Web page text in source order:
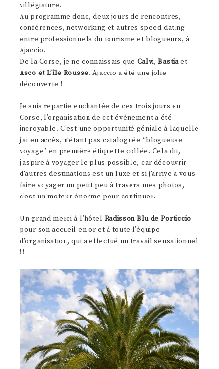
villégiature.
Au programme donc, deux jours de rencontres,
conférences, networking et autres speed-dating
entre professionnels du tourisme et blogueurs, à
Ajaccio.
De la Corse, je ne connaissais que Calvi,Bastiaet
Asco et L’île Rousse. Ajaccio a été une jolie
découverte !
Je suis repartie enchantée de ces trois jours en
Corse, l’organisation de cet événement a été
incroyable. C’est une opportunité géniale à laquelle
j’ai eu accès, n’étant pas cataloguée “blogueuse
voyage” en première étiquette collée. Cela dit,
j’aspire à voyager le plus possible, car découvrir
d’autres destinations est un luxe et si j’arrive à vous
faire voyager un petit peu à travers mes photos,
c’est un moteur énorme pour continuer.
Un grand merci à l’hôtel Radisson Blu de Porticcio
pour son accueil en or et à toute l’équipe
d’organisation, qui a effectué un travail sensationnel
!!!